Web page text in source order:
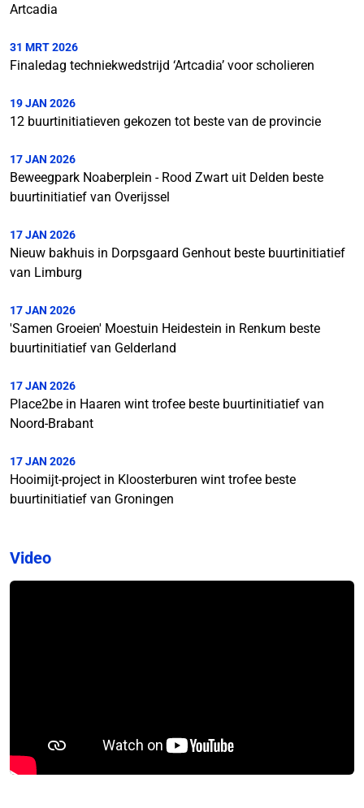
Artcadia
31 MRT 2026
Finaledag techniekwedstrijd ‘Artcadia’ voor scholieren
19 JAN 2026
12 buurtinitiatieven gekozen tot beste van de provincie
17 JAN 2026
Beweegpark Noaberplein - Rood Zwart uit Delden beste
buurtinitiatief van Overijssel
17 JAN 2026
Nieuw bakhuis in Dorpsgaard Genhout beste buurtinitiatief
van Limburg
17 JAN 2026
'Samen Groeien' Moestuin Heidestein in Renkum beste
buurtinitiatief van Gelderland
17 JAN 2026
Place2be in Haaren wint trofee beste buurtinitiatief van
Noord-Brabant
17 JAN 2026
Hooimijt-project in Kloosterburen wint trofee beste
buurtinitiatief van Groningen
Video